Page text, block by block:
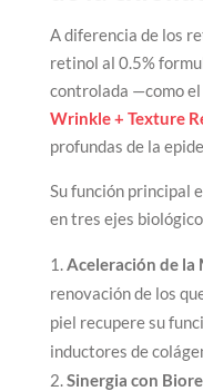
A diferencia de los
retinol al 0.5%
controlada —como
Wrinkle + Texture
profundas de la
Su función principal
en tres ejes
Aceleración de la
renovación de los
piel recupere su
inductores de
Sinergia con